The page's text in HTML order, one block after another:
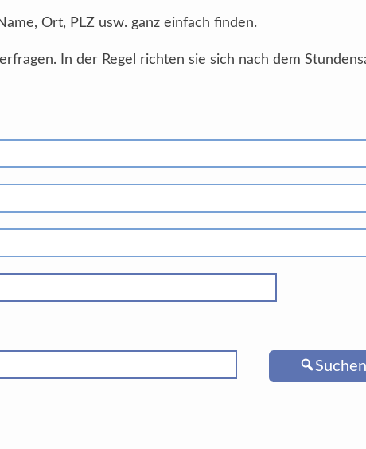
Ort, PLZ usw. ganz einfach finden.
In der Regel richten sie sich nach dem
Suchen